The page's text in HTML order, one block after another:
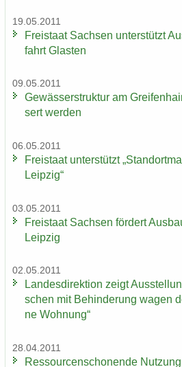
19.05.2011
Frei­staat Sach­sen un­ter­stützt
fahrt Glas­ten
09.05.2011
Ge­wäs­ser­struk­tur am
sert wer­den
06.05.2011
Frei­staat un­ter­stützt
Leip­zig“
03.05.2011
Frei­staat Sach­sen för­dert
Leip­zig
02.05.2011
Lan­des­di­rek­ti­on zeigt
schen mit Be­hin­de­rung wagen
ne Woh­nung“
28.04.2011
Res­sour­cen­scho­nen­de